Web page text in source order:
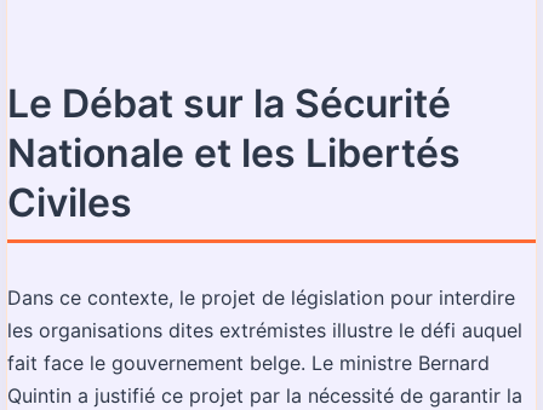
Le Débat sur la Sécurité
Nationale et les Libertés
Civiles
Dans ce contexte, le projet de législation pour interdire
les organisations dites extrémistes illustre le défi auquel
fait face le gouvernement belge. Le ministre Bernard
Quintin a justifié ce projet par la nécessité de garantir la